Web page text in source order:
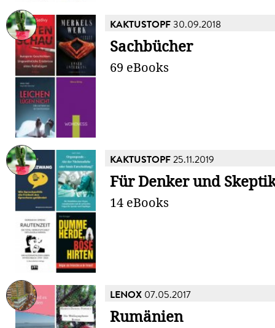
KAKTUSTOPF30.09.2018
Sachbücher
69 eBooks
KAKTUSTOPF25.11.2019
Für Denker und
14 eBooks
LENOX 07.05.2017
Rumänien